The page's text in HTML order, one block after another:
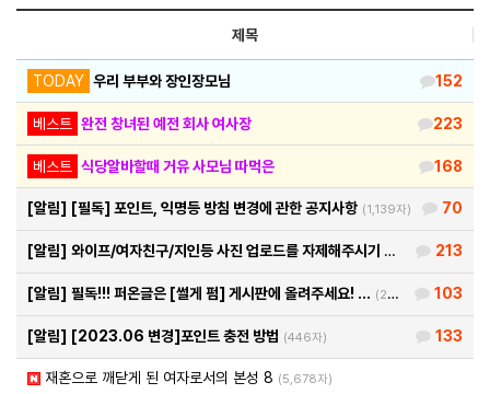
제목
TODAY 우리 부부와 장인장모님 152
베스트 완전 창녀된 예전 회사 여사장 223
베스트 식당알바할때 거유 사모님 따먹은 168
70
[알림] [필독] 포인트, 익명등 방침 변경에 관한 공지사항 (1,139자)
213
[알림] 와이프/여자친구/지인등 사진 업로드를 자제해주시기 바랍… (460자)
103
[알림] 필독!!! 퍼온글은 [썰게 펌] 게시판에 올려주세요! … (290자)
133
[알림] [2023.06 변경]포인트 충전 방법 (446자)
재혼으로 깨닫게 된 여자로서의 본성 8 (5,678자)